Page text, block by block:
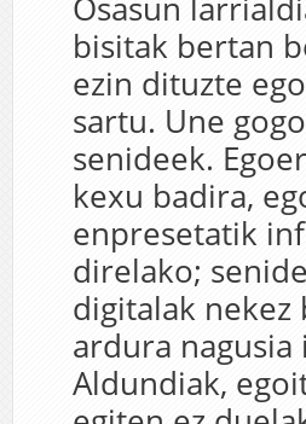
Osasun
bisitak bertan
ezin dituzte
sartu. Une
senideek.
kexu badira,
enpresetatik
direlako;
digitalak
ardura
Aldundiak,